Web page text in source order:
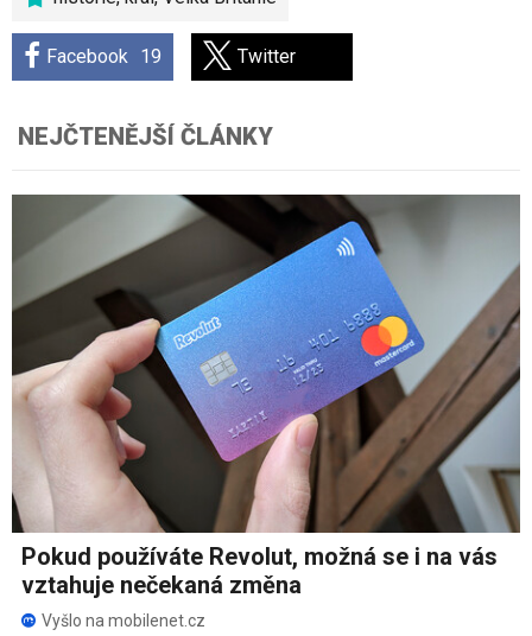
Facebook 19 Twitter
NEJČTENĚJŠÍ ČLÁNKY
Pokud používáte Revolut, možná se i na vás
vztahuje nečekaná změna
Vyšlo na mobilenet.cz